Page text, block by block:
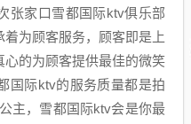
张家口雪都国际ktv俱乐部
为顾客服务，顾客即是上
的为顾客提供最佳的微笑
国际ktv的服务质量都是拍
主，雪都国际ktv会是你最